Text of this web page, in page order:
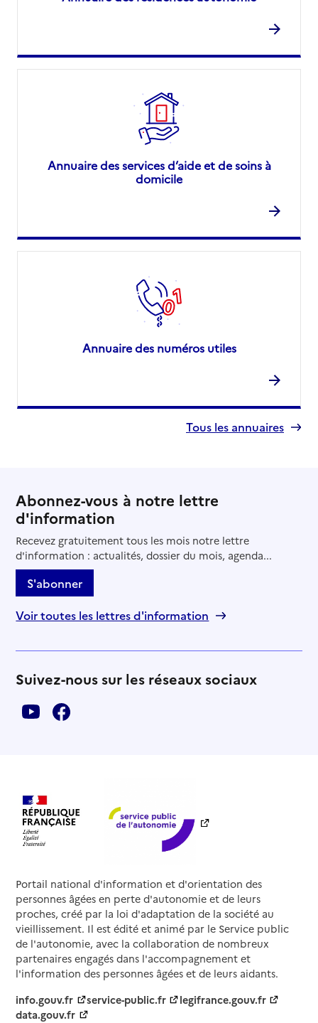
Annuaire des services d’aide et de soins à
domicile
Annuaire des numéros utiles
Tous les annuaires
Abonnez-vous à notre lettre
d'information
Recevez gratuitement tous les mois notre lettre
d'information : actualités, dossier du mois, agenda...
S'abonner
Voir toutes les lettres d'information
Suivez-nous sur les réseaux sociaux
Portail national d'information et d'orientation des
personnes âgées en perte d'autonomie et de leurs
proches, créé par la loi d'adaptation de la société au
vieillissement. Il est édité et animé par le Service public
de l'autonomie, avec la collaboration de nombreux
partenaires engagés dans l'accompagnement et
l'information des personnes âgées et de leurs aidants.
info.gouv.fr
service-public.fr
legifrance.gouv.fr
data.gouv.fr